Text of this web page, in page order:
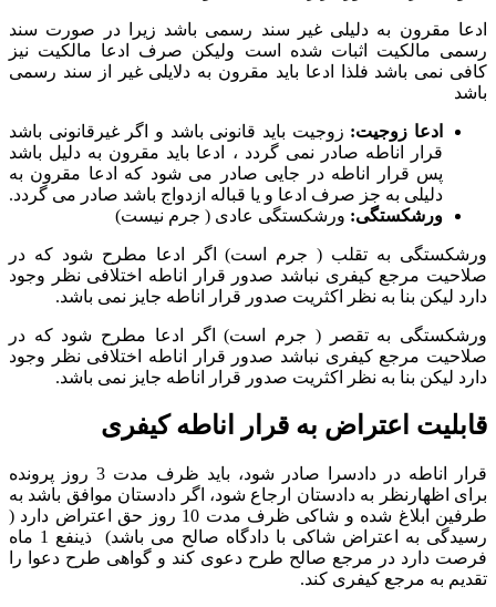
ادعا مقرون به دلیلی غیر سند رسمی باشد زیرا در صورت سند
رسمی مالکیت اثبات شده است ولیکن صرف ادعا مالکیت نیز
کافی نمی باشد فلذا ادعا باید مقرون به دلایلی غیر از سند رسمی
باشد
ادعا زوجیت: زوجیت باید قانونی باشد و اگر غیرقانونی باشد
قرار اناطه صادر نمی گردد ، ادعا باید مقرون به دلیل باشد
پس قرار اناطه در جایی صادر می شود که ادعا مقرون به
دلیلی به جز صرف ادعا و یا قباله ازدواج باشد صادر می گردد.
ورشکستگی: ورشکستگی عادی ( جرم نیست)
ورشکستگی به تقلب ( جرم است) اگر ادعا مطرح شود که در
صلاحیت مرجع کیفری نباشد صدور قرار اناطه اختلافی نظر وجود
دارد لیکن بنا به نظر اکثریت صدور قرار اناطه جایز نمی باشد.
ورشکستگی به تقصر ( جرم است) اگر ادعا مطرح شود که در
صلاحیت مرجع کیفری نباشد صدور قرار اناطه اختلافی نظر وجود
دارد لیکن بنا به نظر اکثریت صدور قرار اناطه جایز نمی باشد.
قابلیت اعتراض به قرار اناطه کیفری
قرار اناطه در دادسرا صادر شود، باید ظرف مدت 3 روز پرونده
برای اظهارنظر به دادستان ارجاع شود، اگر دادستان موافق باشد به
طرفین ابلاغ شده و شاکی ظرف مدت 10 روز حق اعتراض دارد (
رسیدگی به اعتراض شاکی با دادگاه صالح می باشد) ذینفع 1 ماه
فرصت دارد در مرجع صالح طرح دعوی کند و گواهی طرح دعوا را
تقدیم به مرجع کیفری کند.